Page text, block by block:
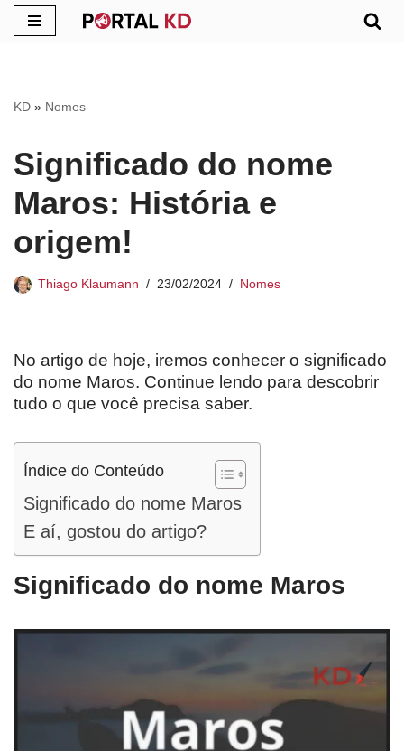
conteúdo
KD » Nomes
Significado do nome
Maros: História e
origem!
Thiago Klaumann 23/02/2024 Nomes
No artigo de hoje, iremos conhecer o significado
do nome Maros. Continue lendo para descobrir
tudo o que você precisa saber.
Índice do Conteúdo
Significado do nome Maros
E aí, gostou do artigo?
Significado do nome Maros